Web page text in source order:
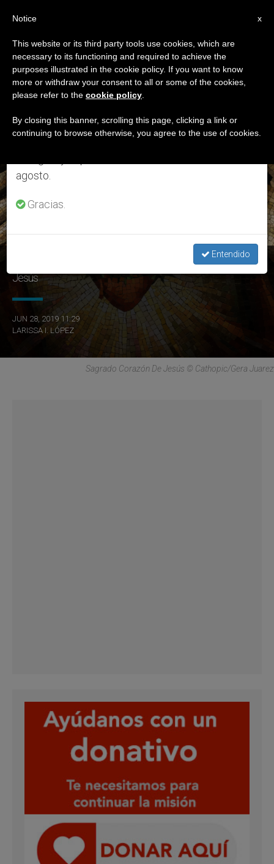
ETIQUETA
Posts Tagged ‘san
Juan Eudes’
ÚLTIMAS NOTICIAS
La Iglesia celebra la solemnidad del Sagrado Corazón de
Jesús
JUN 28, 2019 11:29
LARISSA I. LÓPEZ
Sagrado Corazón De Jesús © Cathopic/Gera Juarez
×
Aviso importante
Del 27 de julio al 7 de agosto haremos la pausa
anual, aprovechando que en el periodo de verano
se generan menos informaciones y también el
agosto.
Gracias.
Entendido
x
Notice
This website or its third party tools use cookies, which are
necessary to its functioning and required to achieve the
purposes illustrated in the cookie policy. If you want to know
more or withdraw your consent to all or some of the cookies,
please refer to the cookie policy
By closing this banner, scrolling this page, clicking a link or
continuing to browse otherwise, you agree to the use of cookies.